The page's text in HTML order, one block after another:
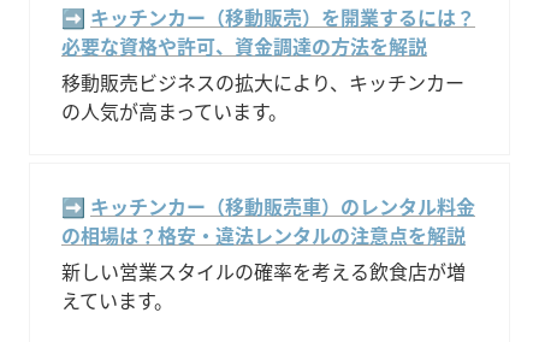
➡️ キッチンカー（移動販売）を開業するには？
必要な資格や許可、資金調達の方法を解説
移動販売ビジネスの拡大により、キッチンカー
の人気が高まっています。
➡️ キッチンカー（移動販売車）のレンタル料金
の相場は？格安・違法レンタルの注意点を解説
新しい営業スタイルの確率を考える飲食店が増
えています。